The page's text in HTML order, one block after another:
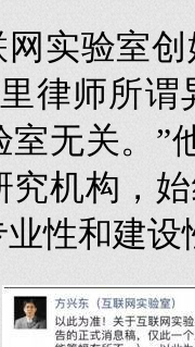
实验室
律师所
无关。”
机构，
性和建设